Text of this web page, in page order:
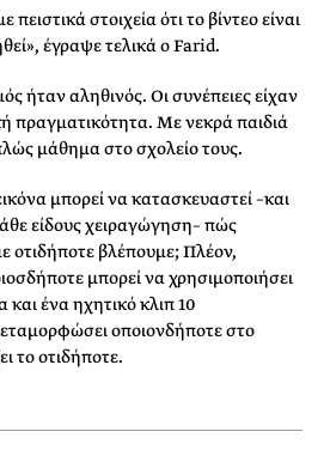
στοιχεία ότι το βίντεο είναι
έγραψε τελικά ο Farid.
ήταν αληθινός. Οι συνέπειες είχαν
πραγματικότητα. Με νεκρά παιδιά
μάθημα στο σχολείο τους.
μπορεί να κατασκευαστεί –και
είδους χειραγώγηση– πώς
οτιδήποτε βλέπουμε; Πλέον,
μπορεί να χρησιμοποιήσει
ένα ηχητικό κλιπ 10
οποιονδήποτε στο
το οτιδήποτε.